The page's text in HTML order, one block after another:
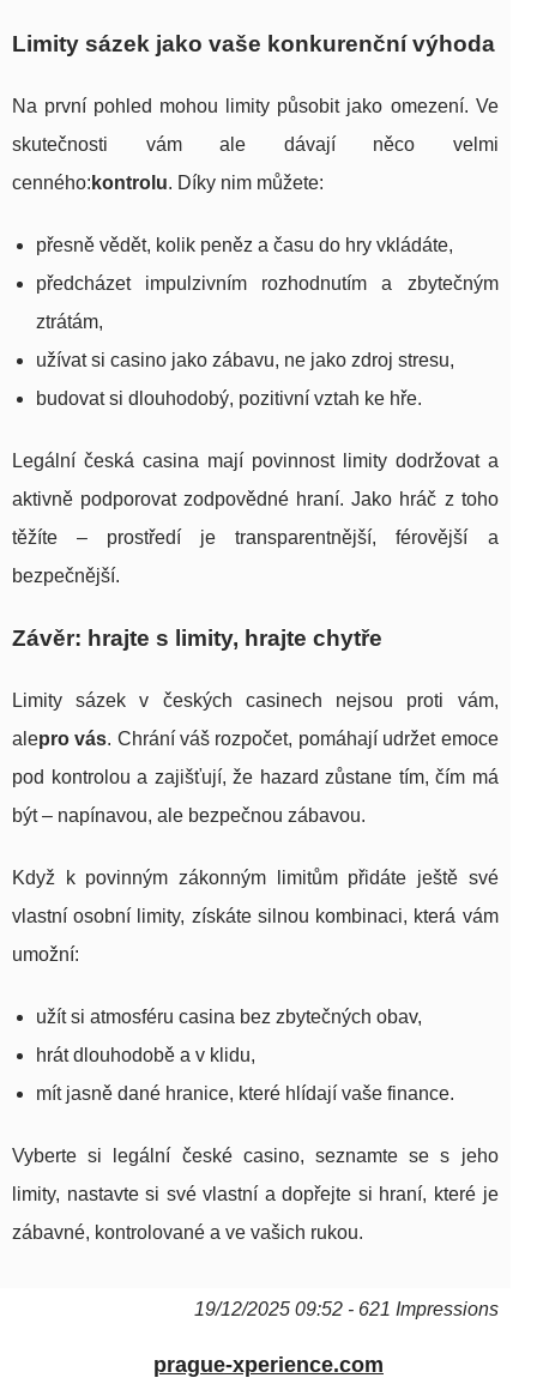
Limity sázek jako vaše konkurenční výhoda
Na první pohled mohou limity působit jako omezení. Ve
skutečnosti vám ale dávají něco velmi
cenného: kontrolu. Díky nim můžete:
přesně vědět, kolik peněz a času do hry vkládáte,
předcházet impulzivním rozhodnutím a zbytečným
ztrátám,
užívat si casino jako zábavu, ne jako zdroj stresu,
budovat si dlouhodobý, pozitivní vztah ke hře.
Legální česká casina mají povinnost limity dodržovat a
aktivně podporovat zodpovědné hraní. Jako hráč z toho
těžíte – prostředí je transparentnější, férovější a
bezpečnější.
Závěr: hrajte s limity, hrajte chytře
Limity sázek v českých casinech nejsou proti vám,
alepro vás. Chrání váš rozpočet, pomáhají udržet emoce
pod kontrolou a zajišťují, že hazard zůstane tím, čím má
být – napínavou, ale bezpečnou zábavou.
Když k povinným zákonným limitům přidáte ještě své
vlastní osobní limity, získáte silnou kombinaci, která vám
umožní:
užít si atmosféru casina bez zbytečných obav,
hrát dlouhodobě a v klidu,
mít jasně dané hranice, které hlídají vaše finance.
Vyberte si legální české casino, seznamte se s jeho
limity, nastavte si své vlastní a dopřejte si hraní, které je
zábavné, kontrolované a ve vašich rukou.
19/12/2025 09:52 - 621 Impressions
prague-xperience.com